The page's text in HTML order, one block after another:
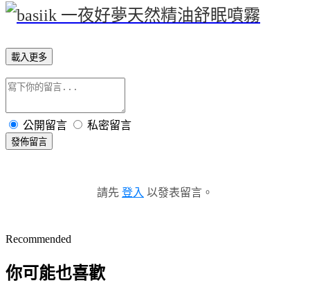
載入更多
公開留言 私密留言
發佈留言
請先 登入 以發表留言。
Recommended
你可能也喜歡